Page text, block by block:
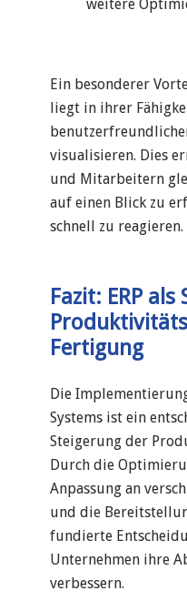
weitere
Ein besonderer
liegt in ihrer
visualisieren. Dies
und Mitarbeitern
auf einen Blick zu
schnell zu reagieren.
Fazit: ERP
Fertigung
Die
Systems ist ein
Steigerung der
Durch die
Anpassung an
und die
fundierte
Unternehmen ihre
verbessern.